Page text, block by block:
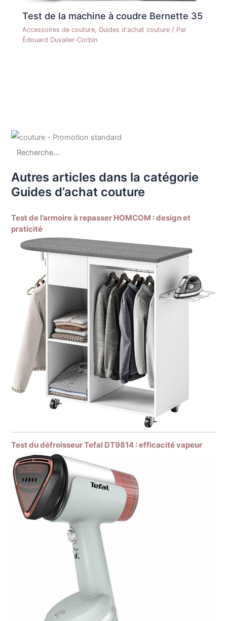
Test de la machine à coudre Bernette 35
Accessoires de couture,Guides d'achat couture / Par
Édouard Duvalier-Corbin
Autres articles dans la catégorie
Guides d’achat couture
Test de l’armoire à repasser HOMCOM : design et
praticité
Test du défroisseur Tefal DT9814 : efficacité vapeur